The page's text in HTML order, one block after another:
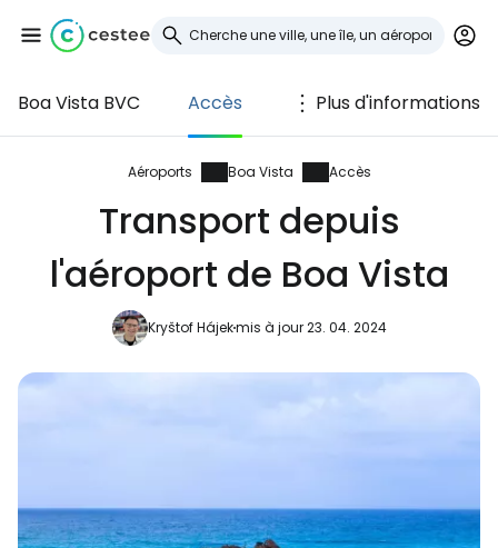
Boa Vista BVC Accès Plus d'informations
Aéroports Boa Vista Accès
Transport depuis
l'aéroport de Boa Vista
Kryštof Hájekmis à jour 23. 04. 2024
Se connecter à
Cestee
... la communauté mondiale des voyageurs
électronique